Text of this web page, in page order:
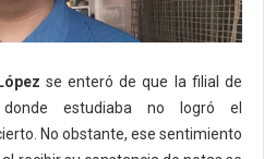
se enteró de que la filial de
estudiaba no logró el
No obstante, ese sentimiento